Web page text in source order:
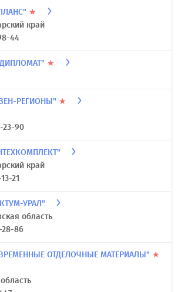
★
край
44
★
РЕГИОНЫ" ★
23-90
край
21
УРАЛ"
область
28-86
ОТДЕЛОЧНЫЕ МАТЕРИАЛЫ" ★